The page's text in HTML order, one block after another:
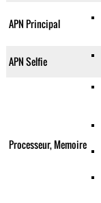
APN Principal
APN Selfie
Processeur, Memoire